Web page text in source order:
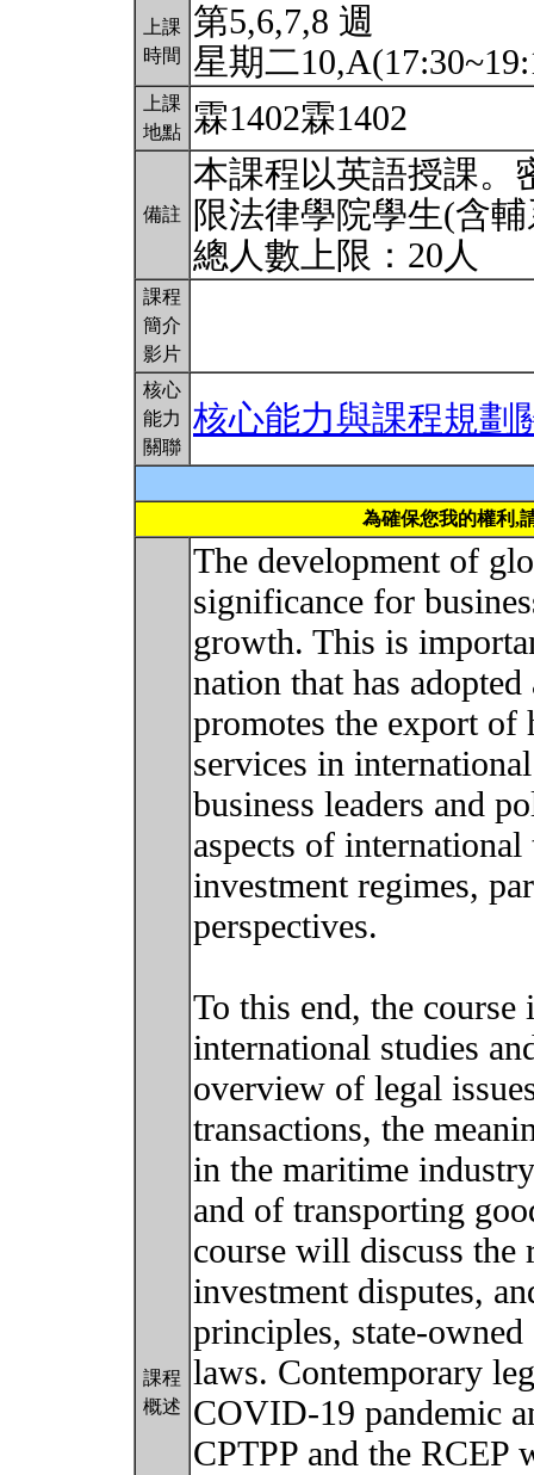
上課
時間
第5,6,7,8 週
星期二
上課
地點
霖1402霖1402
備註
本課程以英語授課。
限法律學院學生(含
總人數上限：20人
課程
簡介
影片
核心
能力
關聯
核心能力與課程規劃
為確保您我的權利,
課程
概述
The development of
significance for
growth. This is
nation that has
promotes the export of
services in
business leaders and
aspects of
investment regimes,
perspectives.
To this end, the course
international studies
overview of legal
transactions, the
in the maritime
and of transporting
course will discuss the
investment disputes,
principles, state-
laws. Contemporary
COVID-19 pandemic
CPTPP and the RCEP